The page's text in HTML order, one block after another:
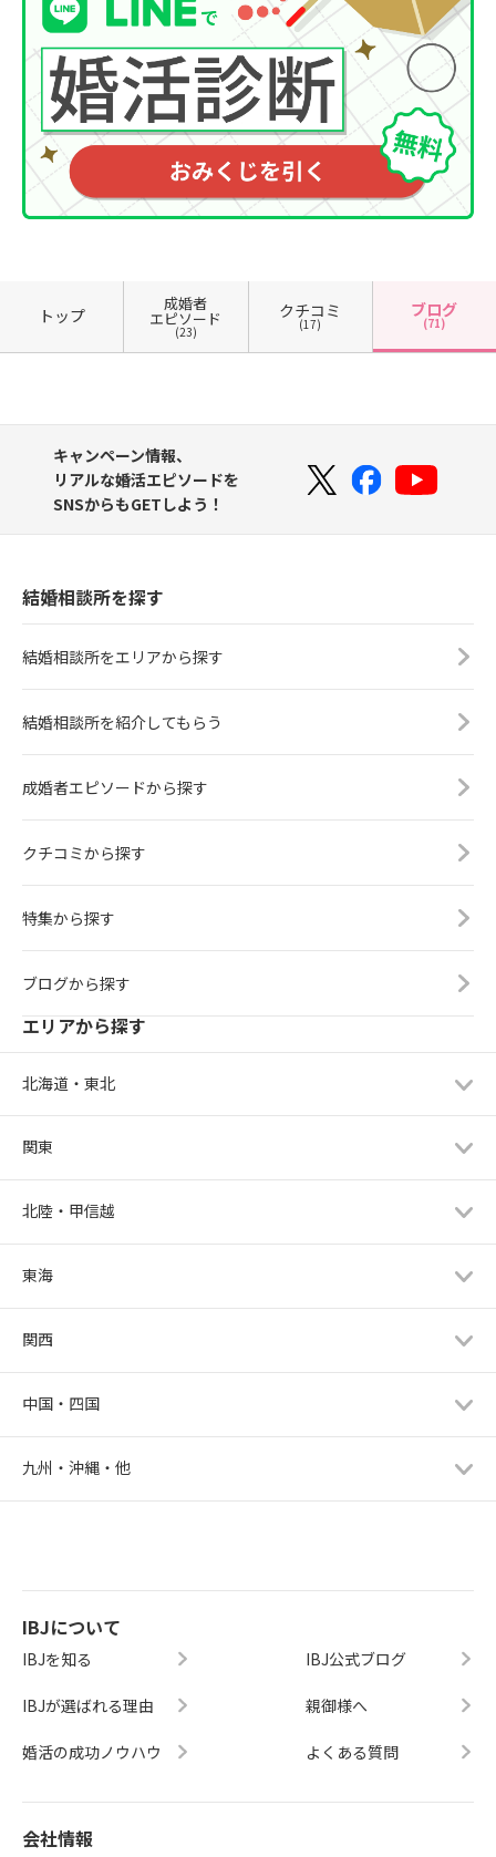
トップ
成婚者
エピソード
(23)
クチコミ
(17)
ブログ
(71)
キャンペーン情報、
リアルな婚活エピソードを
SNSからもGETしよう！
結婚相談所を探す
結婚相談所をエリアから探す
結婚相談所を紹介してもらう
成婚者エピソードから探す
クチコミから探す
特集から探す
ブログから探す
エリアから探す
北海道・東北
関東
北陸・甲信越
東海
関西
中国・四国
九州・沖縄・他
IBJについて
IBJを知る
IBJが選ばれる理由
婚活の成功ノウハウ
IBJ公式ブログ
親御様へ
よくある質問
会社情報